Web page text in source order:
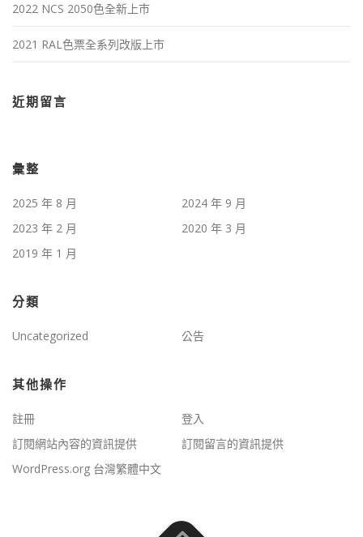
2022 NCS 2050色全新上市
2021 RAL色票全系列改版上市
近期留言
彙整
2025 年 8 月
2024 年 9 月
2023 年 2 月
2020 年 3 月
2019 年 1 月
分類
Uncategorized 公告
其他操作
註冊
登入
訂閱網站內容的資訊提供
訂閱留言的資訊提供
WordPress.org 台灣繁體中文